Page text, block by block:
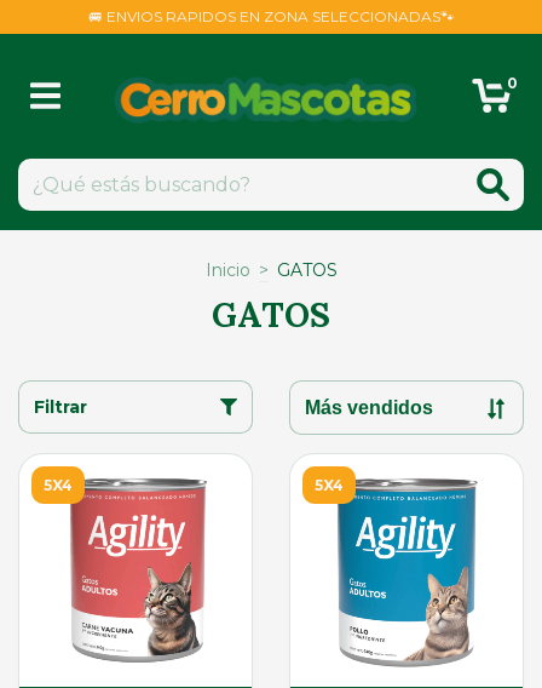
🚐 ENVIOS RAPIDOS EN ZONA SELECCIONADAS🐾
0
Inicio > GATOS
GATOS
Filtrar
5X4 5X4